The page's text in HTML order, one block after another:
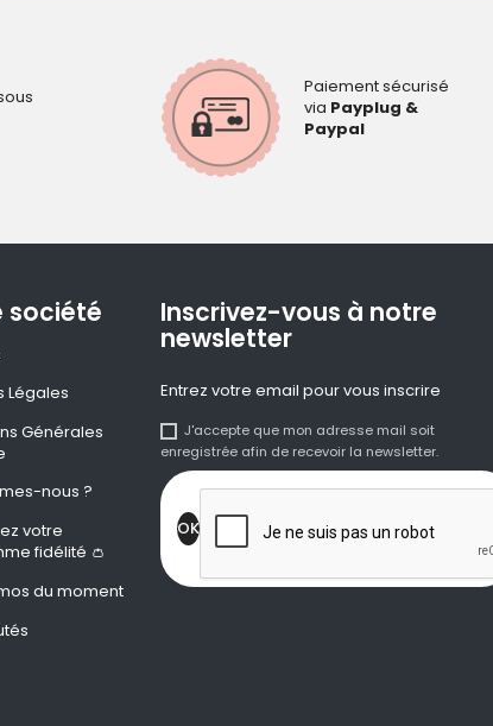
Paiement sécurisé
via Payplug &
Paypal
société
Légales
Générales
nous ?
votre
fidélité 👛
du moment
Inscrivez-vous à notre
newsletter
Entrez votre email pour vous inscrire
J'accepte que mon adresse mail soit
enregistrée afin de recevoir la newsletter.